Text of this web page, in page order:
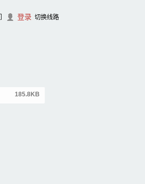
登录 切换线路
185.8KB